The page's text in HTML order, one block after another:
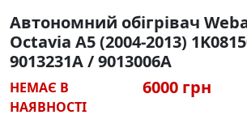
Автономний обігрівач
Octavia A5 (2004-2013)
9013231A / 9013006A
НЕМАЄ В
НАЯВНОСТІ
6000 грн